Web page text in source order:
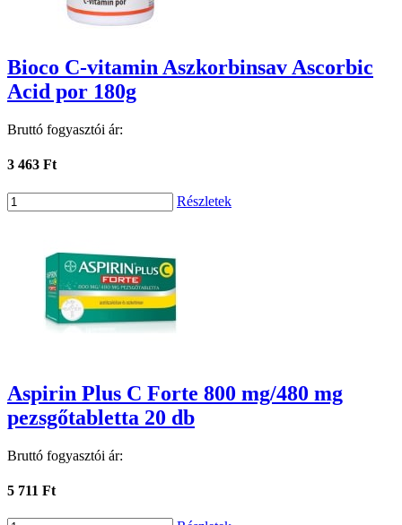
Bioco C-vitamin Aszkorbinsav Ascorbic
Acid por 180g
Bruttó fogyasztói ár:
3 463 Ft
Részletek
Aspirin Plus C Forte 800 mg/480 mg
pezsgőtabletta 20 db
Bruttó fogyasztói ár:
5 711 Ft